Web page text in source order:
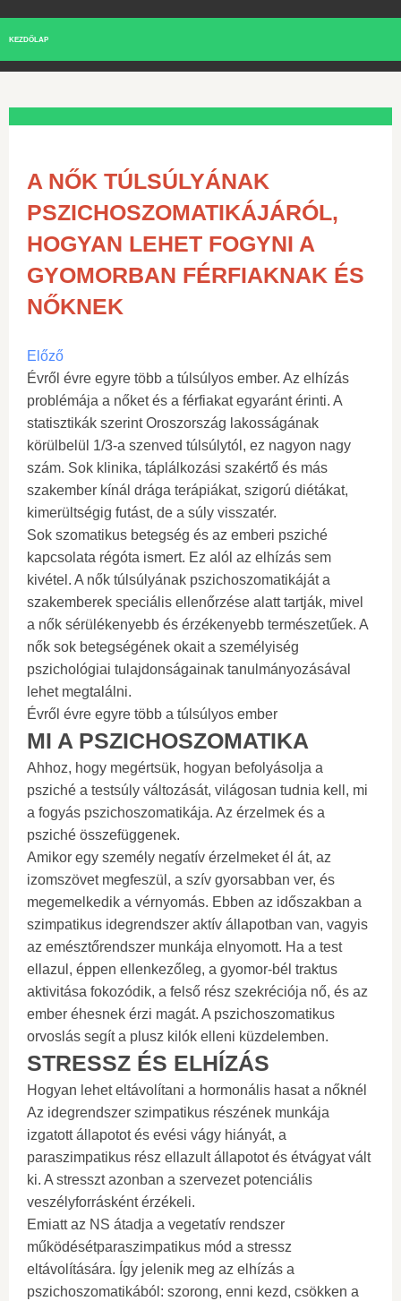
KEZDŐLAP
A NŐK TÚLSÚLYÁNAK
PSZICHOSZOMATIKÁJÁRÓL,
HOGYAN LEHET FOGYNI A
GYOMORBAN FÉRFIAKNAK ÉS
NŐKNEK
Előző
Évről évre egyre több a túlsúlyos ember. Az elhízás
problémája a nőket és a férfiakat egyaránt érinti. A
statisztikák szerint Oroszország lakosságának
körülbelül 1/3-a szenved túlsúlytól, ez nagyon nagy
szám. Sok klinika, táplálkozási szakértő és más
szakember kínál drága terápiákat, szigorú diétákat,
kimerültségig futást, de a súly visszatér.
Sok szomatikus betegség és az emberi psziché
kapcsolata régóta ismert. Ez alól az elhízás sem
kivétel. A nők túlsúlyának pszichoszomatikáját a
szakemberek speciális ellenőrzése alatt tartják, mivel
a nők sérülékenyebb és érzékenyebb természetűek. A
nők sok betegségének okait a személyiség
pszichológiai tulajdonságainak tanulmányozásával
lehet megtalálni.
Évről évre egyre több a túlsúlyos ember
MI A PSZICHOSZOMATIKA
Ahhoz, hogy megértsük, hogyan befolyásolja a
psziché a testsúly változását, világosan tudnia kell, mi
a fogyás pszichoszomatikája. Az érzelmek és a
psziché összefüggenek.
Amikor egy személy negatív érzelmeket él át, az
izomszövet megfeszül, a szív gyorsabban ver, és
megemelkedik a vérnyomás. Ebben az időszakban a
szimpatikus idegrendszer aktív állapotban van, vagyis
az emésztőrendszer munkája elnyomott. Ha a test
ellazul, éppen ellenkezőleg, a gyomor-bél traktus
aktivitása fokozódik, a felső rész szekréciója nő, és az
ember éhesnek érzi magát. A pszichoszomatikus
orvoslás segít a plusz kilók elleni küzdelemben.
STRESSZ ÉS ELHÍZÁS
Hogyan lehet eltávolítani a hormonális hasat a nőknél
Az idegrendszer szimpatikus részének munkája
izgatott állapotot és evési vágy hiányát, a
paraszimpatikus rész ellazult állapotot és étvágyat vált
ki. A stresszt azonban a szervezet potenciális
veszélyforrásként érzékeli.
Emiatt az NS átadja a vegetatív rendszer
működésétparaszimpatikus mód a stressz
eltávolítására. Így jelenik meg az elhízás a
pszichoszomatikából: szorong, enni kezd, csökken a